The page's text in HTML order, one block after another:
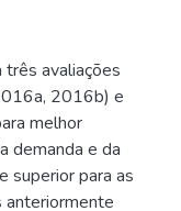
avaliações
2016b) e
melhor
demanda e da
superior para as
anteriormente